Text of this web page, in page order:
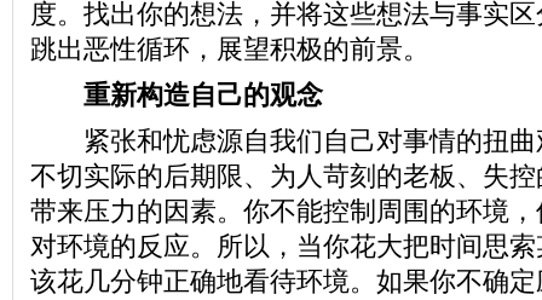
度。找出你的想法，并将这些想法与事实
跳出恶性循环，展望积极的前景。
重新构造自己的观念
紧张和忧虑源自我们自己对事情的扭曲
不切实际的后期限、为人苛刻的老板、失
带来压力的因素。你不能控制周围的环境
对环境的反应。所以，当你花大把时间思
该花几分钟正确地看待环境。如果你不确